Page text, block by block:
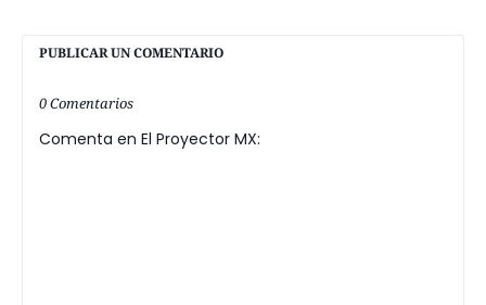
PUBLICAR UN COMENTARIO
0 Comentarios
Comenta en El Proyector MX: